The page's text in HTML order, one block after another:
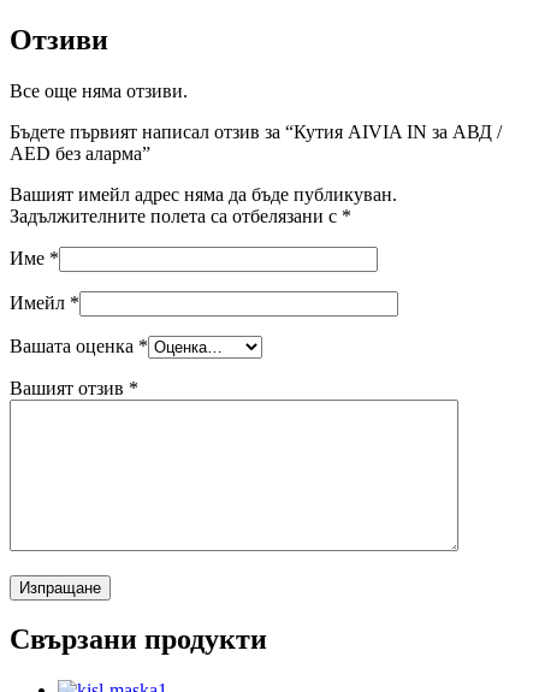
Отзиви
Все още няма отзиви.
Бъдете първият написал отзив за “Кутия AIVIA IN за АВД /
AED без аларма”
Вашият имейл адрес няма да бъде публикуван.
Задължителните полета са отбелязани с *
Име *
Имейл *
Вашата оценка *
Вашият отзив *
Свързани продукти